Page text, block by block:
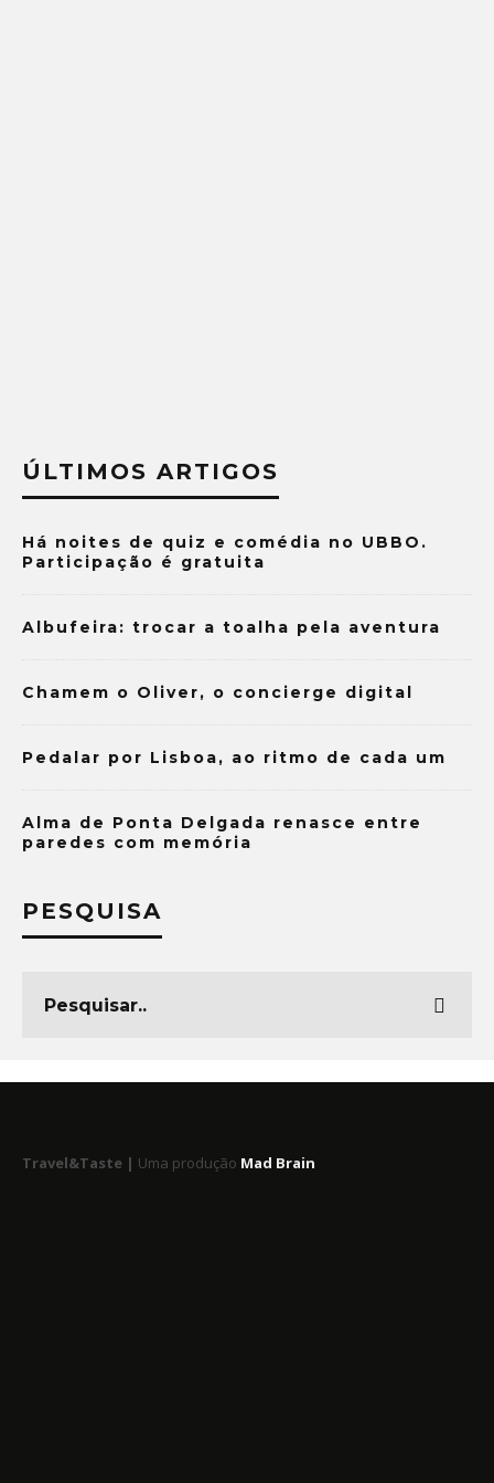
ÚLTIMOS ARTIGOS
Há noites de quiz e comédia no UBBO.
Participação é gratuita
Albufeira: trocar a toalha pela aventura
Chamem o Oliver, o concierge digital
Pedalar por Lisboa, ao ritmo de cada um
Alma de Ponta Delgada renasce entre
paredes com memória
PESQUISA
Travel&Taste | Uma produção Mad Brain